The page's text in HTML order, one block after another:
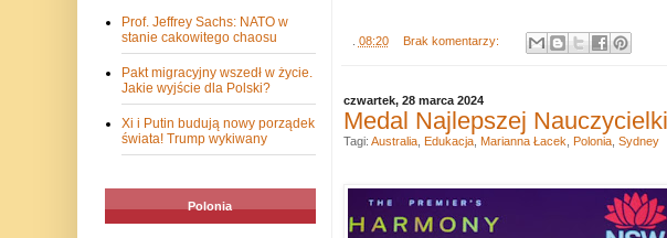
08:20 Brak komentarzy:
czwartek, 28 marca 2024
Medal Najlepszej
Tagi: Australia, Edukacja, Marianna Łacek Polonia, Sydney
Prof. Jeffrey Sachs: NATO w
stanie cakowitego chaosu
Pakt migracyjny wszedł w życie.
Jakie wyjście dla Polski?
Xi i Putin budują nowy porządek
świata! Trump wykiwany
Polonia